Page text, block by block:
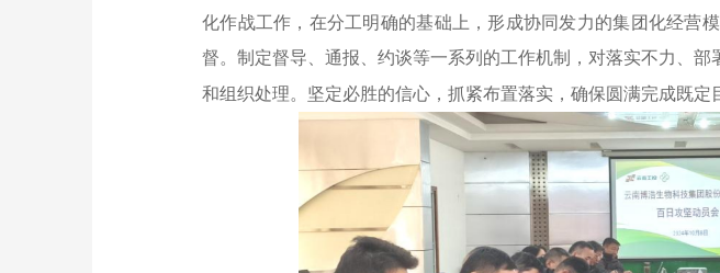
化作战工作，在分工明确的基础上，形成协同发力的集团化经营
督。制定督导、通报、约谈等一系列的工作机制，对落实不力、
和组织处理。坚定必胜的信心，抓紧布置落实，确保圆满完成既定